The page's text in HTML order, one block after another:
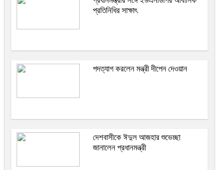
প্রতিনিধির সাক্ষাৎ
পদত্যাগ করলেন মন্ত্রী দীপেন দেওয়ান
দেশবাসীকে ঈদুল আজহার শুভেচ্ছা
জানালেন প্রধানমন্ত্রী